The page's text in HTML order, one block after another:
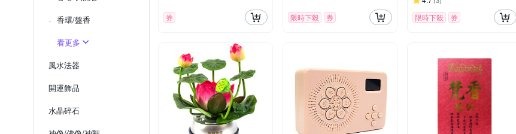
香環/盤香
看更多
風水法器
開運飾品
水晶碎石
券 限時下殺 券 限時下殺 券